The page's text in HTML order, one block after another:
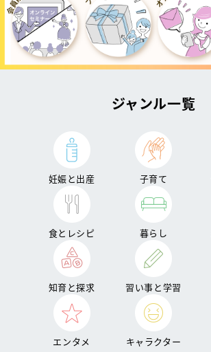
ジャンル一覧
妊娠と出産 子育て
食とレシピ 暮らし
知育と探求 習い事と学習
エンタメ キャラクター